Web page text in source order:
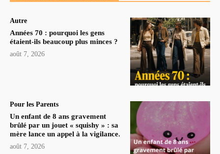
Autre
Années 70 : pourquoi les gens
étaient-ils beaucoup plus minces ?
août 7, 2026
Pour les Parents
Un enfant de 8 ans gravement
brûlé par un jouet « squishy » : sa
mère lance un appel à la vigilance.
août 7, 2026